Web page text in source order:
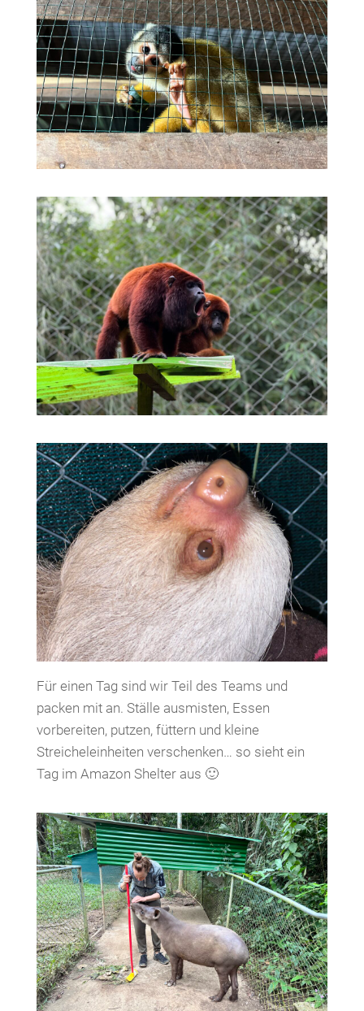
Für einen Tag sind wir Teil des Teams und
packen mit an. Ställe ausmisten, Essen
vorbereiten, putzen, füttern und kleine
Streicheleinheiten verschenken… so sieht ein
Tag im Amazon Shelter aus 🙂